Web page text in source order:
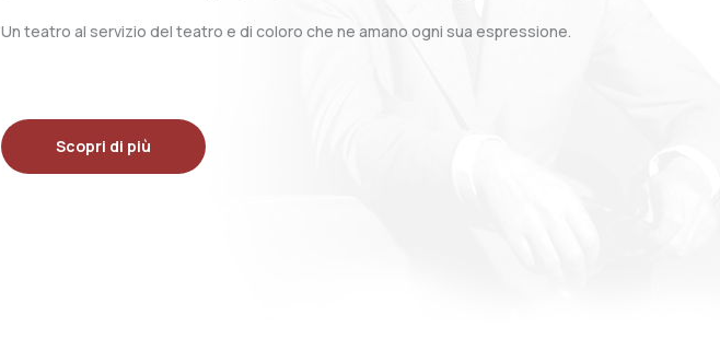
Un teatro al servizio del teatro e di coloro che ne amano ogni sua espressione.
Scopri di più